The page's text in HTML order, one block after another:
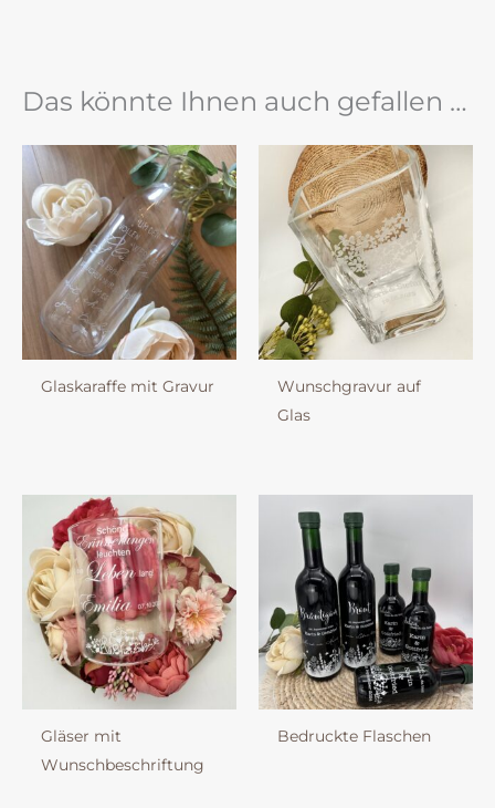
Das könnte Ihnen auch gefallen …
Glaskaraffe mit Gravur
Wunschgravur auf
Glas
Gläser mit
Wunschbeschriftung
Bedruckte Flaschen